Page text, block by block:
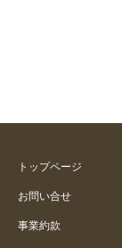
トップページ
お問い合せ
事業約款